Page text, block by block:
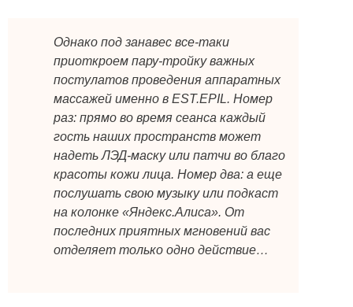
Однако под занавес все-таки
приоткроем пару-тройку важных
постулатов проведения аппаратных
массажей именно в EST.EPIL. Номер
раз: прямо во время сеанса каждый
гость наших пространств может
надеть ЛЭД-маску или патчи во благо
красоты кожи лица. Номер два: а еще
послушать свою музыку или подкаст
на колонке «Яндекс.Алиса». От
последних приятных мгновений вас
отделяет только одно действие…